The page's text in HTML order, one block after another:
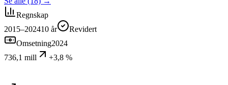
Regnskap
2015–202410 år
Revidert
Omsetning2024
736,1 mill
+3,8 %